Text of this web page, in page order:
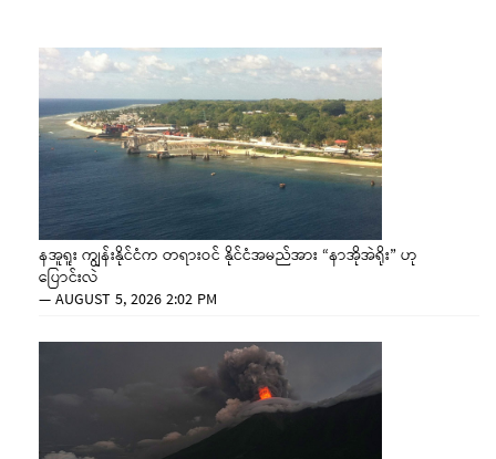
နအူရူး ကျွန်းနိုင်ငံက တရားဝင် နိုင်ငံအမည်အား “နာအိုအဲရိုး” ဟု
ပြောင်းလဲ
—AUGUST 5, 2026 2:02 PM